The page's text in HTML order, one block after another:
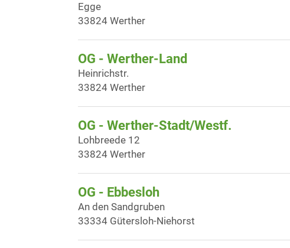
Egge
33824 Werther
OG - Werther-Land
Heinrichstr.
33824 Werther
OG - Werther-Stadt/Westf.
Lohbreede 12
33824 Werther
OG - Ebbesloh
An den Sandgruben
33334 Gütersloh-Niehorst